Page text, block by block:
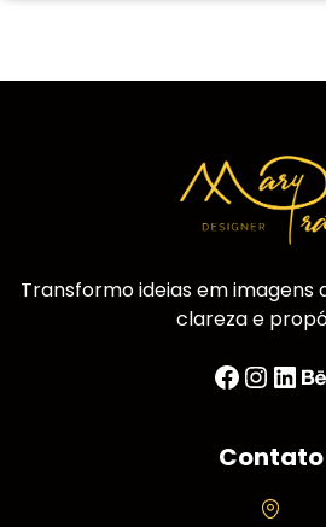
Transformo ideias em imagens
clareza e
Facebook InstagramLinkedIn Behance
Contato